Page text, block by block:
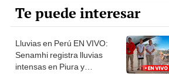
Te puede interesar
Lluvias en Perú EN VIVO:
Senamhi registra lluvias
intensas en Piura y